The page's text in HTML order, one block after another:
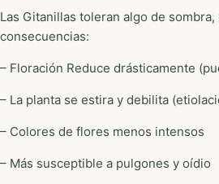
Las Gitanillas toleran algo de sombra,
consecuencias:
– Floración Reduce drásticamente
– La planta se estira y debilita
– Colores de flores menos intensos
– Más susceptible a pulgones y oídio